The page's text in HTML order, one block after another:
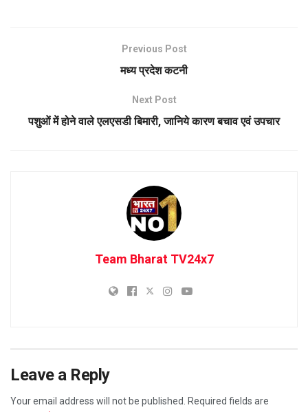
Previous Post
मध्य प्रदेश कटनी
Next Post
पशुओं में होने वाले एलएसडी बिमारी, जानिये कारण बचाव एवं उपचार
Team Bharat TV24x7
Leave a Reply
Your email address will not be published. Required fields are